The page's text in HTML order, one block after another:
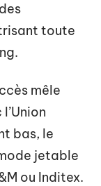
toute
mêle
bas, le
jetable
ou Inditex.